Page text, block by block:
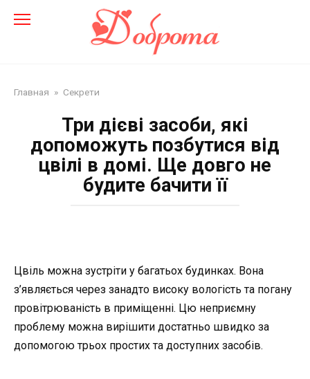
Главная » Секрети
Три дієві засоби, які
допоможуть позбутися від
цвілі в домі. Ще довго не
будите бачити її
Цвіль можна зустріти у багатьох будинках. Вона
з’являється через занадто високу вологість та погану
провітрюваність в приміщенні. Цю неприємну
проблему можна вирішити достатньо швидко за
допомогою трьох простих та доступних засобів.